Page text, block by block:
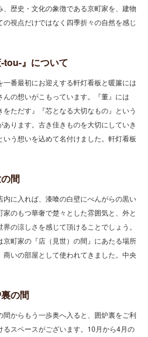
、歴史・文化の象徴である京町家を、建物
の視点だけではなく四季折々の自然を感じ
-tou-』について
一番最初にお迎えする軒灯看板と暖簾には
んの想いがこもっています。『董』には
をただす』『芯となる大切なもの』という
あります。古き佳きものを大切にしていき
いう想いを込めて名付けました。軒灯看板
間
内に入れば、漆喰の白壁にべんがらの黒い
家のもつ華奢で楚々とした雰囲気と、外と
界の涼しさを感じて頂けることでしょう。
京町家の『店（見世）の間』にあたる場所
商いの部屋として使われてきました。中央
の間
間からもう一歩奥へ入ると、囲炉裏をご利
るスペースがございます。10月から4月の